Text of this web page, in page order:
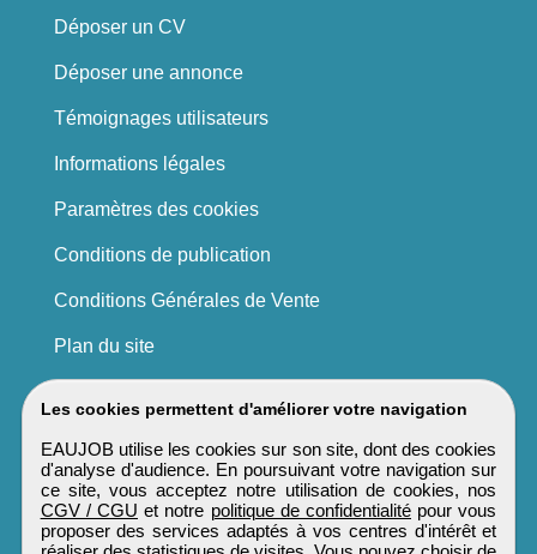
Les cookies permettent d'améliorer votre navigation
EAUJOB utilise les cookies sur son site, dont des cookies
d'analyse d'audience. En poursuivant votre navigation sur
ce site, vous acceptez notre utilisation de cookies, nos
CGV / CGU et notre politique de confidentialité pour vous
proposer des services adaptés à vos centres d'intérêt et
Déposer un CV
Déposer une annonce
Témoignages utilisateurs
Informations légales
Paramètres des cookies
Conditions de publication
Conditions Générales de Vente
Plan du site